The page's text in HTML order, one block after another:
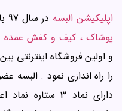
اپلیکیشن البسه در سال 97 با هدف فعالیت در حوزه
پوشاک ، کیف و کفش عمده و
و اولین فروشگاه اینترنتی
را راه اندازی نمود .
دارای نماد 3